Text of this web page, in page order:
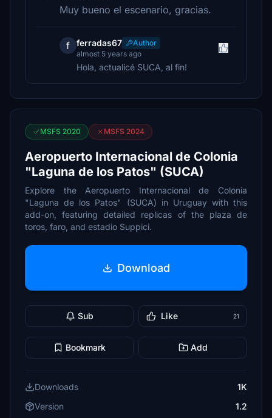
Muy bueno el escenario, gracias.
f ferradas67
Author
almost 5 years ago
Hola, actualicé SUCA, al fin!
MSFS 2020 MSFS 2024
Aeropuerto Internacional de Colonia
"Laguna de los Patos" (SUCA)
Explore the Aeropuerto Internacional de Colonia
"Laguna de los Patos" (SUCA) in Uruguay with this
add-on, featuring detailed replicas of the plaza de
toros, faro, and estadio Suppici.
Download
Sub Like 21
Bookmark Add
Downloads
1K
Version
1.2